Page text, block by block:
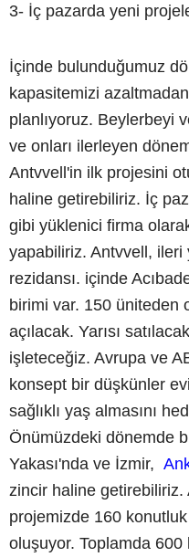
3- İç pazarda yeni
İçinde bulunduğumuz
kapasitemizi
planlıyoruz. Beylerbeyi
ve onları ilerleyen
Antvvell'in ilk projesini
haline getirebiliriz. İç
gibi yüklenici firma
yapabiliriz. Antvvell, ileri
rezidansı. içinde
birimi var. 150 üniteden
açılacak. Yarısı
işleteceğiz. Avrupa ve
konsept bir düşkünler
sağlıklı yaş almasını
Önümüzdeki dönemde
Yakası'nda ve İzmir,
zincir haline getirebiliriz.
projemizde 160
oluşuyor. Toplamda